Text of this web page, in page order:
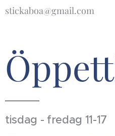
stickaboa@gmail.com
tisdag - fredag 11-17